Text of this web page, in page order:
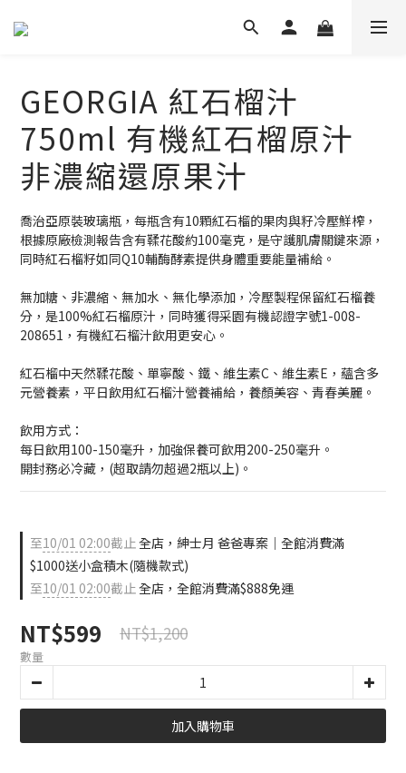
GEORGIA 紅石榴汁
750ml 有機紅石榴原汁
非濃縮還原果汁
喬治亞原裝玻璃瓶，每瓶含有10顆紅石榴的果肉與籽冷壓鮮榨，
根據原廠檢測報告含有鞣花酸約100毫克，是守護肌膚關鍵來源，
同時紅石榴籽如同Q10輔酶酵素提供身體重要能量補給。
無加糖、非濃縮、無加水、無化學添加，冷壓製程保留紅石榴養
分，是100%紅石榴原汁，同時獲得采園有機認證字號1-008-
208651，有機紅石榴汁飲用更安心。
紅石榴中天然鞣花酸、單寧酸、鐵、維生素C、維生素E，蘊含多
元營養素，平日飲用紅石榴汁營養補給，養顏美容、青春美麗。
飲用方式：
每日飲用100-150毫升，加強保養可飲用200-250毫升。
開封務必冷藏，(超取請勿超過2瓶以上)。
至10/01 02:00截止全店，紳士月 爸爸專案｜全館消費滿
$1000送小盒積木(隨機款式)
至10/01 02:00截止全店，全館消費滿$888免運
NT$599 NT$1,200
數量
加入購物車